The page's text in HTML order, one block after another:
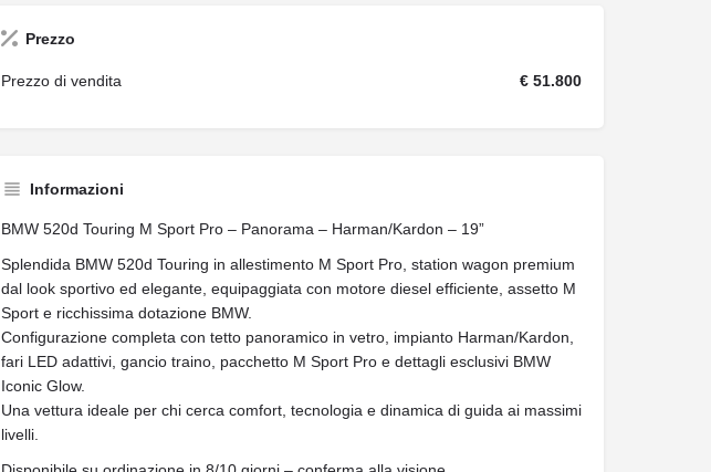
Prezzo
Prezzo di vendita € 51.800
Informazioni
BMW 520d Touring M Sport Pro – Panorama – Harman/Kardon – 19”
Splendida BMW 520d Touring in allestimento M Sport Pro, station wagon premium
dal look sportivo ed elegante, equipaggiata con motore diesel efficiente, assetto M
Sport e ricchissima dotazione BMW.
Configurazione completa con tetto panoramico in vetro, impianto Harman/Kardon,
fari LED adattivi, gancio traino, pacchetto M Sport Pro e dettagli esclusivi BMW
Iconic Glow.
Una vettura ideale per chi cerca comfort, tecnologia e dinamica di guida ai massimi
livelli.